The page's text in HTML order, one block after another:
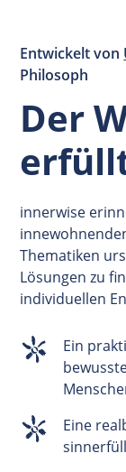
Entwickelt von
Philosoph
Der
innerwise
Thematiken
Lösungen zu
individuellen
Ein
Eine